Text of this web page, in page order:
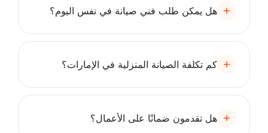
هل يمكن طلب فني صيانة في نفس اليوم؟
كم تكلفة الصيانة المنزلية في الإمارات؟
هل تقدمون ضمانًا على الأعمال؟